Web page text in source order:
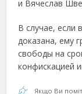
и Вячеслав
В случае, если
доказана, ему
свободы на
конфискацией
Якщо Ви